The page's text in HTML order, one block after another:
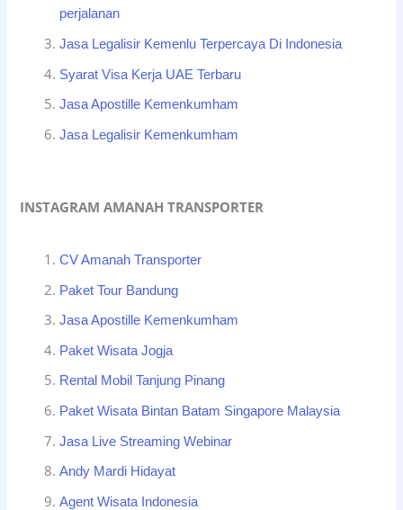
perjalanan
Jasa Legalisir Kemenlu Terpercaya Di Indonesia
Syarat Visa Kerja UAE Terbaru
Jasa Apostille Kemenkumham
Jasa Legalisir Kemenkumham
INSTAGRAM AMANAH TRANSPORTER
CV Amanah Transporter
Paket Tour Bandung
Jasa Apostille Kemenkumham
Paket Wisata Jogja
Rental Mobil Tanjung Pinang
Paket Wisata Bintan Batam Singapore Malaysia
Jasa Live Streaming Webinar
Andy Mardi Hidayat
Agent Wisata Indonesia